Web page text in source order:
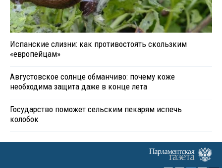
Испанские слизни: как противостоять скользким
«европейцам»
Августовское солнце обманчиво: почему коже
необходима защита даже в конце лета
Государство поможет сельским пекарям испечь
колобок